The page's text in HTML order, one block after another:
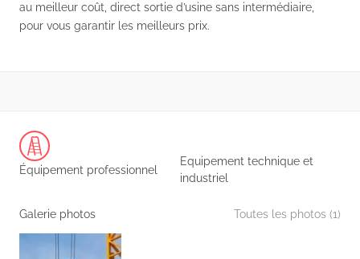
au meilleur coût, direct sortie d’usine sans intermédiaire,
pour vous garantir les meilleurs prix.
Équipement professionnel
Equipement technique et
industriel
Galerie photos Toutes les photos (1)